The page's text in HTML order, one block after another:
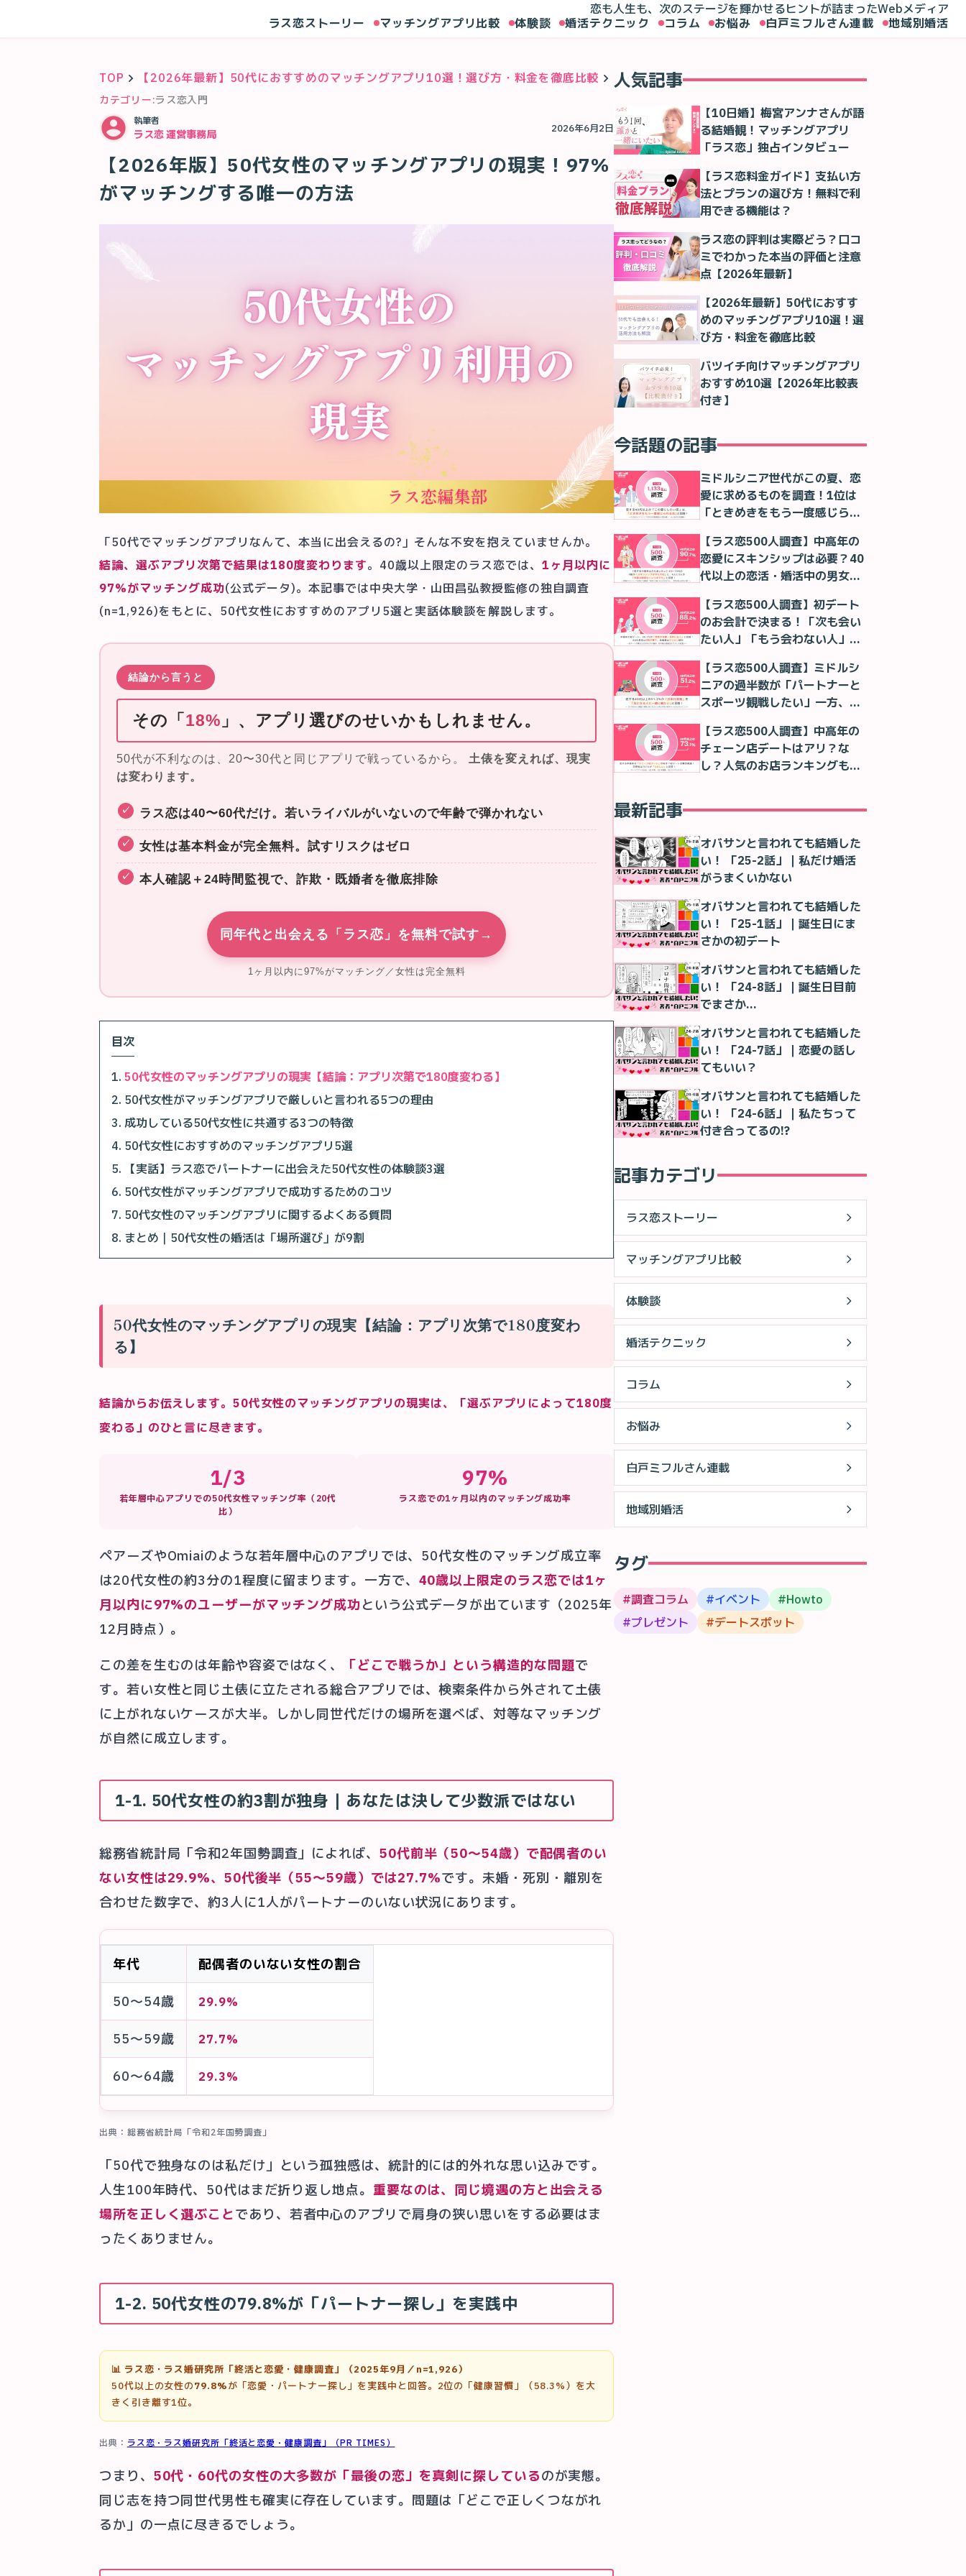
恋も人生も、次のステージを輝かせるヒントが詰まったWebメディア
ラス恋ストーリー
マッチングアプリ比較 体験談 婚活テクニック コラム お悩み 白戸ミフルさん連載 地域別婚活
TOP 【2026年最新】50代におすすめのマッチングアプリ10選！選び方・料金を徹底比較 【2026年版】50代女性のマッチングアプリの現実！97%がマッチング
カテゴリー:ラス恋入門
執筆者
ラス恋 運営事務局 2026年6月2日
【2026年版】50代女性のマッチングアプリの現実！97%
がマッチングする唯一の方法
「50代でマッチングアプリなんて、本当に出会えるの?」そんな不安を抱えていませんか。
結論、選ぶアプリ次第で結果は180度変わります。40歳以上限定のラス恋では、 1ヶ月以内に
97%がマッチング成功(公式データ)。本記事では中央大学・山田昌弘教授監修の独自調査
(n=1,926)をもとに、50代女性におすすめのアプリ5選と実話体験談を解説します。
結論から言うと
その「18% 」、アプリ選びのせいかもしれません。
50代が不利なのは、20〜30代と同じアプリで戦っているから。 土俵を変えれば、現実
は変わります。
ラス恋は40〜60代だけ。若いライバルがいないので年齢で弾かれない
女性は基本料金が完全無料。試すリスクはゼロ
本人確認＋24時間監視で、詐欺・既婚者を徹底排除
同年代と出会える「ラス恋」を無料で試す →
1ヶ月以内に97%がマッチング／女性は完全無料
目次
50代女性のマッチングアプリの現実【結論：アプリ次第で180度変わる】
50代女性がマッチングアプリで厳しいと言われる5つの理由
成功している50代女性に共通する3つの特徴
50代女性におすすめのマッチングアプリ5選
【実話】ラス恋でパートナーに出会えた50代女性の体験談3選
50代女性がマッチングアプリで成功するためのコツ
50代女性のマッチングアプリに関するよくある質問
まとめ｜50代女性の婚活は「場所選び」が9割
50代女性のマッチングアプリの現実【結論：アプリ次第で180度変わ
る】
結論からお伝えします。50代女性のマッチングアプリの現実は、「選ぶアプリによって180度
変わる」のひと言に尽きます。
1/3
若年層中心アプリでの50代女性マッチング率（20代
比）
97%
ラス恋での1ヶ月以内のマッチング成功率
ペアーズやOmiaiのような若年層中心のアプリでは、50代女性のマッチング成立率
は20代女性の約3分の1程度に留まります。一方で、 40歳以上限定のラス恋では1ヶ
月以内に97%のユーザーがマッチング成功 という公式データが出ています（2025年
12月時点）。
この差を生むのは年齢や容姿ではなく、 「どこで戦うか」という構造的な問題で
す。若い女性と同じ土俵に立たされる総合アプリでは、検索条件から外されて土俵
に上がれないケースが大半。しかし同世代だけの場所を選べば、対等なマッチング
が自然に成立します。
1-1. 50代女性の約3割が独身｜あなたは決して少数派ではない
総務省統計局「令和2年国勢調査」によれば、 50代前半（50〜54歳）で配偶者のい
ない女性は29.9%、50代後半（55〜59歳）では27.7%です。未婚・死別・離別を
合わせた数字で、約3人に1人がパートナーのいない状況にあります。
年代 配偶者のいない女性の割合
50〜54歳 29.9%
55〜59歳 27.7%
60〜64歳 29.3%
出典：総務省統計局「令和2年国勢調査」
「50代で独身なのは私だけ」という孤独感は、統計的には的外れな思い込みです。
人生100年時代、50代はまだ折り返し地点。 重要なのは、同じ境遇の方と出会える
場所を正しく選ぶことであり、若者中心のアプリで肩身の狭い思いをする必要はま
ったくありません。
1-2. 50代女性の79.8%が「パートナー探し」を実践中
📊 ラス恋・ラス婚研究所「終活と恋愛・健康調査」（2025年9月／n=1,926）
50代以上の女性の79.8%が「恋愛・パートナー探し」を実践中と回答。2位の「健康習慣」（58.3%）を大
きく引き離す1位。
出典： ラス恋・ラス婚研究所「終活と恋愛・健康調査」（PR TIMES）
つまり、 50代・60代の女性の大多数が「最後の恋」を真剣に探しているのが実態。
同じ志を持つ同世代男性も確実に存在しています。問題は「どこで正しくつながれ
るか」の一点に尽きるでしょう。
人気記事
【10日婚】梅宮アンナさんが語
る結婚観！マッチングアプリ
「ラス恋」独占インタビュー
【ラス恋料金ガイド】支払い方
法とプランの選び方！無料で利
用できる機能は？
ラス恋の評判は実際どう？口コ
ミでわかった本当の評価と注意
点【2026年最新】
【2026年最新】50代におすす
めのマッチングアプリ10選！選
び方・料金を徹底比較
バツイチ向けマッチングアプリ
おすすめ10選【2026年比較表
付き】
今話題の記事
ミドルシニア世代がこの夏、恋
愛に求めるものを調査！1位は
「ときめきをもう一度感じられ
【ラス恋500人調査】中高年の
恋愛にスキンシップは必要？40
代以上の恋活・婚活中の男女の
【ラス恋500人調査】初デート
のお会計で決まる！「次も会い
たい人」「もう会わない人」が
【ラス恋500人調査】ミドルシ
ニアの過半数が「パートナーと
スポーツ観戦したい」一方、実
【ラス恋500人調査】中高年の
チェーン店デートはアリ？な
し？人気のお店ランキングも紹
最新記事
オバサンと言われても結婚した
い！ 「25-2話」｜私だけ婚活
がうまくいかない
オバサンと言われても結婚した
い！ 「25-1話」｜誕生日にま
さかの初デート
オバサンと言われても結婚した
い！ 「24-8話」｜誕生日目前
でまさか…
オバサンと言われても結婚した
い！ 「24-7話」｜恋愛の話し
てもいい？
オバサンと言われても結婚した
い！ 「24-6話」｜私たちって
付き合ってるの!?
記事カテゴリ
ラス恋ストーリー
マッチングアプリ比較
体験談
婚活テクニック
コラム
お悩み
白戸ミフルさん連載
地域別婚活
タグ
#調査コラム #イベント #Howto
#プレゼント #デートスポット